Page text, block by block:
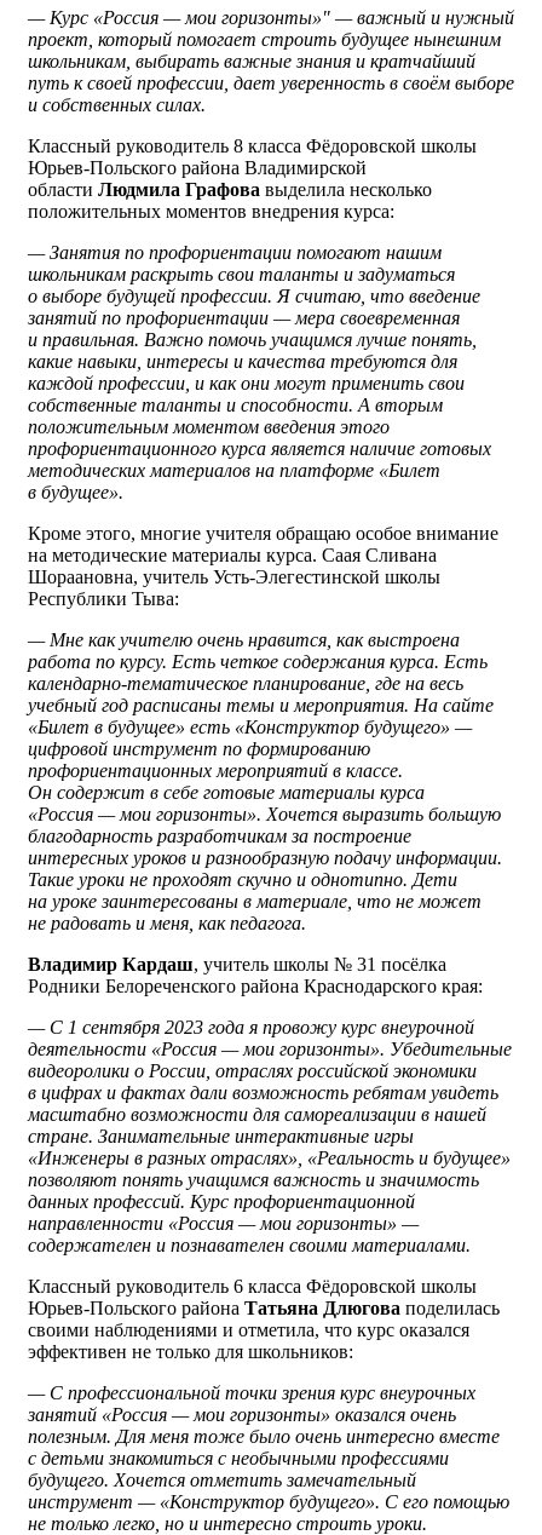
— Курс «Россия — мои горизонты»" — важный и нужный
проект, который помогает строить будущее нынешним
школьникам, выбирать важные знания и кратчайший
путь к своей профессии, дает уверенность в своём выборе
и собственных силах.
Классный руководитель 8 класса Фëдоровской школы
Юрьев-Польского района Владимирской
области Людмила Графова выделила несколько
положительных моментов внедрения курса:
— Занятия по профориентации помогают нашим
школьникам раскрыть свои таланты и задуматься
о выборе будущей профессии. Я считаю, что введение
занятий по профориентации — мера своевременная
и правильная. Важно помочь учащимся лучше понять,
какие навыки, интересы и качества требуются для
каждой профессии, и как они могут применить свои
собственные таланты и способности. А вторым
положительным моментом введения этого
профориентационного курса является наличие готовых
методических материалов на платформе «Билет
в будущее».
Кроме этого, многие учителя обращаю особое внимание
на методические материалы курса. Саая Сливана
Шораановна, учитель Усть-Элегестинской школы
Республики Тыва:
— Мне как учителю очень нравится, как выстроена
работа по курсу. Есть четкое содержания курса. Есть
календарно-тематическое планирование, где на весь
учебный год расписаны темы и мероприятия. На сайте
«Билет в будущее» есть «Конструктор будущего» —
цифровой инструмент по формированию
профориентационных мероприятий в классе.
Он содержит в себе готовые материалы курса
«Россия — мои горизонты». Хочется выразить большую
благодарность разработчикам за построение
интересных уроков и разнообразную подачу информации.
Такие уроки не проходят скучно и однотипно. Дети
на уроке заинтересованы в материале, что не может
не радовать и меня, как педагога.
Владимир Кардаш, учитель школы № 31 посёлка
Родники Белореченского района Краснодарского края:
— С 1 сентября 2023 года я провожу курс внеурочной
деятельности «Россия — мои горизонты». Убедительные
видеоролики о России, отраслях российской экономики
в цифрах и фактах дали возможность ребятам увидеть
масштабно возможности для самореализации в нашей
стране. Занимательные интерактивные игры
«Инженеры в разных отраслях», «Реальность и будущее»
позволяют понять учащимся важность и значимость
данных профессий. Курс профориентационной
направленности «Россия — мои горизонты» —
содержателен и познавателен своими материалами.
Классный руководитель 6 класса Фëдоровской школы
Юрьев-Польского района Татьяна Длюгова поделилась
своими наблюдениями и отметила, что курс оказался
эффективен не только для школьников:
— С профессиональной точки зрения курс внеурочных
занятий «Россия — мои горизонты» оказался очень
полезным. Для меня тоже было очень интересно вместе
с детьми знакомиться с необычными профессиями
будущего. Хочется отметить замечательный
инструмент — «Конструктор будущего». С его помощью
не только легко, но и интересно строить уроки.